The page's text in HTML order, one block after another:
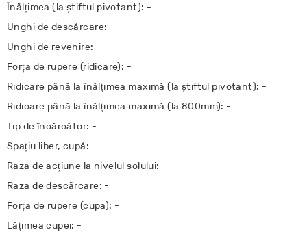
Înălțimea (la știftul pivotant): -
Unghi de descărcare: -
Unghi de revenire: -
Forța de rupere (ridicare): -
Ridicare până la înălțimea maximă (la știftul pivotant): -
Ridicare până la înălțimea maximă (la 800mm): -
Tip de încărcător: -
Spațiu liber, cupă: -
Raza de acțiune la nivelul solului: -
Raza de descărcare: -
Forța de rupere (cupa): -
Lățimea cupei: -